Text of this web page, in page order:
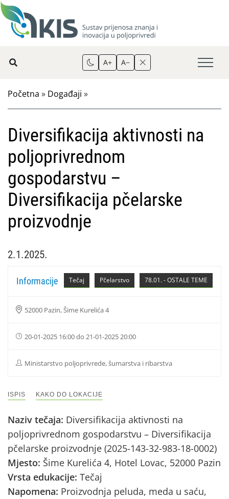
A+ A−
Početna » Događaji »
Diversifikacija aktivnosti na
poljoprivrednom
gospodarstvu –
Diversifikacija pčelarske
proizvodnje
2.1.2025.
78.01. - OSTALE TEME
Pčelarstvo
Tečaj
Informacije
52000 Pazin, Šime Kurelića 4
20-01-2025 16:00 do 21-01-2025 20:00
Ministarstvo poljoprivrede, šumarstva i ribarstva
ISPIS KAKO DO LOKACIJE
Naziv tečaja: Diversifikacija aktivnosti na
poljoprivrednom gospodarstvu – Diversifikacija
pčelarske proizvodnje (2025-143-32-983-18-0002)
Mjesto: Šime Kurelića 4, Hotel Lovac, 52000 Pazin
Vrsta edukacije: Tečaj
Napomena: Proizvodnja peluda, meda u saću,